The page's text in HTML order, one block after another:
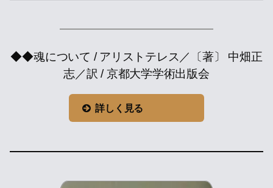
◆◆魂について / アリストテレス／〔著〕 中畑正
志／訳 / 京都大学学術出版会
詳しく見る